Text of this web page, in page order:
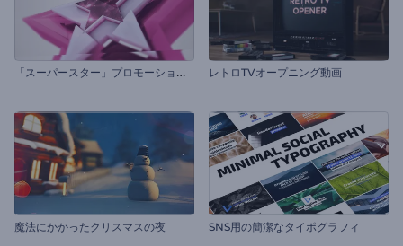
「
スーパースター」プロモーションビデオ レトロTVオープニング動画
魔法にかかったクリスマスの夜 SNS用の簡潔なタイポグラフィ